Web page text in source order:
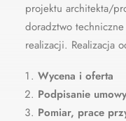
projektu architekta/
doradztwo
realizacji. Realizacja
Wycena i oferta
Podpisanie umowy
Pomiar, prace